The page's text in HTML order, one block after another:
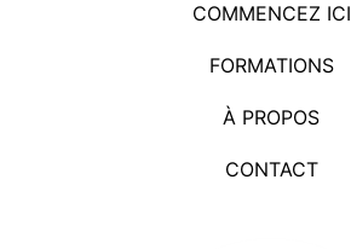
COMMENCEZ ICI
FORMATIONS
À PROPOS
CONTACT